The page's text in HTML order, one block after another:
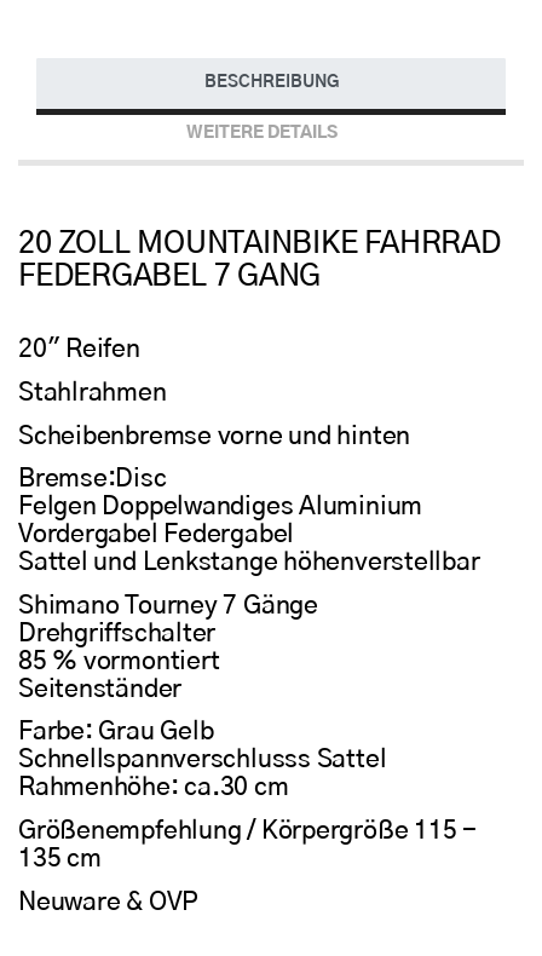
BESCHREIBUNG
WEITERE DETAILS
20 ZOLL MOUNTAINBIKE FAHRRAD
FEDERGABEL 7 GANG
20" Reifen
Stahlrahmen
Scheibenbremse vorne und hinten
Bremse:Disc
Felgen Doppelwandiges Aluminium
Vordergabel Federgabel
Sattel und Lenkstange höhenverstellbar
Shimano Tourney7 Gänge
Drehgriffschalter
85 % vormontiert
Seitenständer
Farbe: Grau Gelb
Schnellspannverschlusss Sattel
Rahmenhöhe: ca.30 cm
Größenempfehlung / Körpergröße 115 -
135 cm
Neuware & OVP